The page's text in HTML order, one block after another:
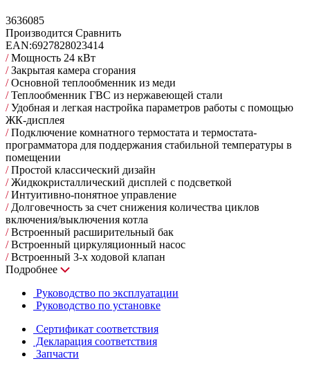
3636085
Производится Сравнить
EAN:6927828023414
/Мощность 24 кВт
/Закрытая камера сгорания
/Основной теплообменник из меди
/Теплообменник ГВС из нержавеющей стали
/Удобная и легкая настройка параметров работы с помощью
ЖК-дисплея
/Подключение комнатного термостата и термостата-
программатора для поддержания стабильной температуры в
помещении
/Простой классический дизайн
/Жидкокристаллический дисплей с подсветкой
/Интуитивно-понятное управление
/Долговечность за счет снижения количества циклов
включения/выключения котла
/Встроенный расширительный бак
/Встроенный циркуляционный насос
/Встроенный 3-х ходовой клапан
Подробнее
Руководство по эксплуатации
Руководство по установке
Сертификат соответствия
Декларация соответствия
Запчасти